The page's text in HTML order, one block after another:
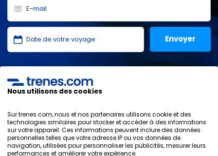
protection des données
ONLINE TRAVEL SOLUTIONS.
Politique de confidentialité
Conditions générales
Nous utilisons des cookies
Sur trenes.com, nous et nos partenaires utilisons cookie et des
technologies similaires pour stocker et accéder à des informations
sur votre appareil. Ces informations peuvent inclure des données
personnelles telles que votre adresse IP ou vos données de
navigation, utilisées pour personnaliser les publicités, mesurer leurs
performances et améliorer votre expérience.